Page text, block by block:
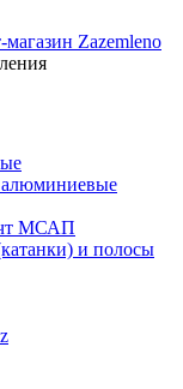
МСАП
и полосы